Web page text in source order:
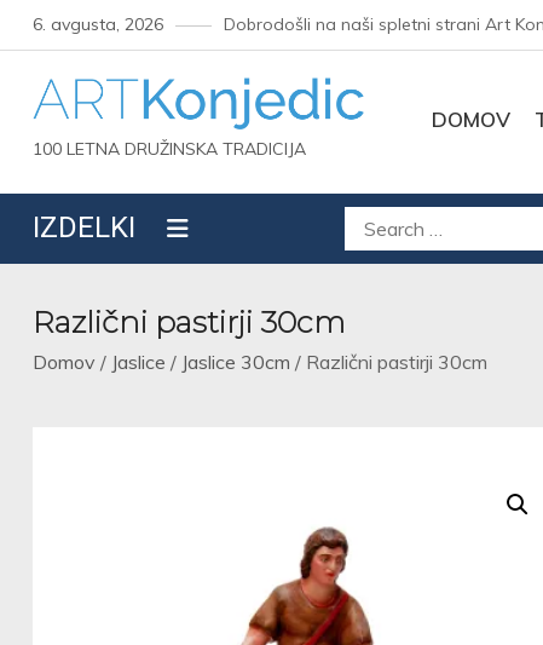
Skip
to
content
6. avgusta, 2026 Dobrodošli na naši spletni strani Art
100 LETNA DRUŽINSKA TRADICIJA
DOMOV
IZDELKI Išči:
Različni pastirji 30cm
Domov / Jaslice / Jaslice 30cm / Različni pastirji 30cm